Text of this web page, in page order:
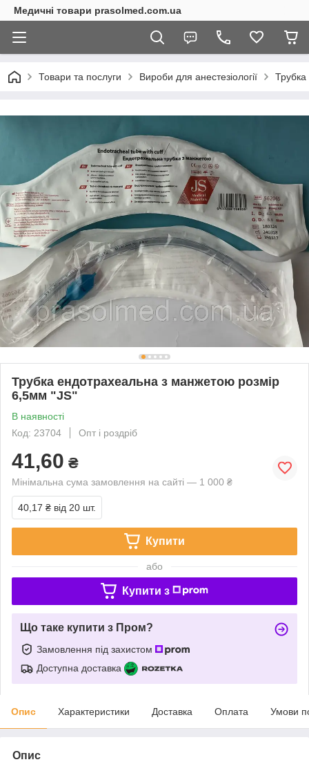
Медичні товари prasolmed.com.ua
Товари та послуги Вироби для анестезіології
Трубка ендотрахеальна з манжетою розмір
6,5мм "JS"
В наявності
Код: 23704
Опт і роздріб
41,60 ₴
Мінімальна сума замовлення на сайті — 1 000 ₴
40,17 ₴ від 20 шт.
Купити
або
Купити з
Що таке купити з Пром?
Замовлення під захистом
Доступна доставка
Опис Характеристики Доставка Оплата Умови
Опис